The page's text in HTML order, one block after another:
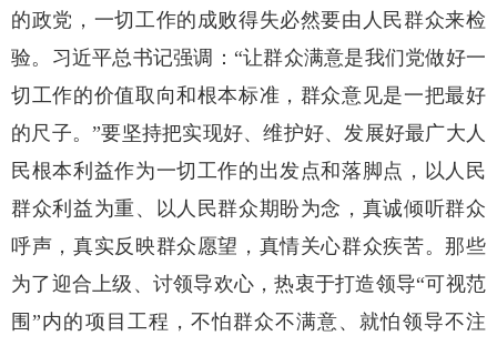
的政党，一切工作的成败得失必然要由人民群众来检
验。习近平总书记强调：“让群众满意是我们党做好一
切工作的价值取向和根本标准，群众意见是一把最好
的尺子。”要坚持把实现好、维护好、发展好最广大人
民根本利益作为一切工作的出发点和落脚点，以人民
群众利益为重、以人民群众期盼为念，真诚倾听群众
呼声，真实反映群众愿望，真情关心群众疾苦。那些
为了迎合上级、讨领导欢心，热衷于打造领导“可视范
围”内的项目工程，不怕群众不满意、就怕领导不注